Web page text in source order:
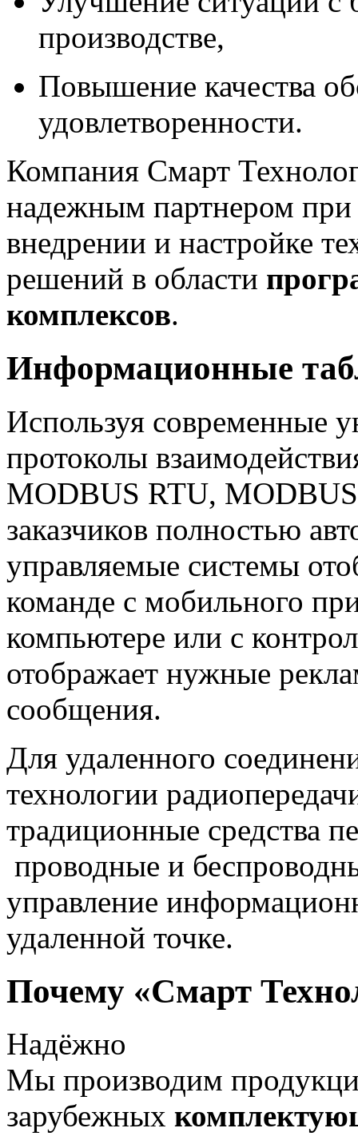
производстве,
Повышение качества
удовлетворенности.
Компания Смарт
надежным партнером при
внедрении и настройке
решений в области
комплексов.
Информационные
Используя современные
протоколы
MODBUS RTU,
заказчиков полностью
управляемые системы
команде с мобильного
компьютере или с
отображает нужные
сообщения.
Для удаленного
технологии
традиционные средства
проводные и
управление
удаленной точке.
Почему «Смарт
Надёжно
Мы производим
зарубежных